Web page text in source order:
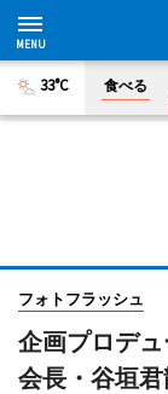
33°C 食べる
フォトフラッシュ
企画プロデ
会長・谷垣